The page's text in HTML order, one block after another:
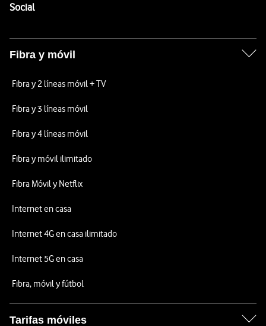
SocialEnlaces a las redes sociales de Vodafone
Fibra y móvil
Fibra y 2 líneas móvil + TV
Fibra y 3 líneas móvil
Fibra y 4 líneas móvil
Fibra y móvil ilimitado
Fibra Móvil y Netflix
Internet en casa
Internet 4G en casa ilimitado
Internet 5G en casa
Fibra, móvil y fútbol
Tarifas móviles